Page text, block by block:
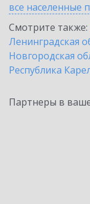
все населенные
Смотрите также:
Ленинградская
Новгородская
Республика
Партнеры в